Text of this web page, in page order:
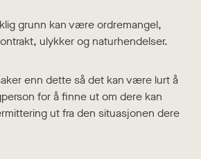
grunn kan være ordremangel,
ulykker og naturhendelser.
enn dette så det kan være lurt å
for å finne ut om dere kan
ut fra den situasjonen dere